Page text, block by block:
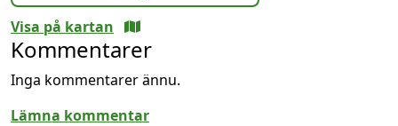
Visa på kartan
Kommentarer
Inga kommentarer ännu.
Lämna kommentar